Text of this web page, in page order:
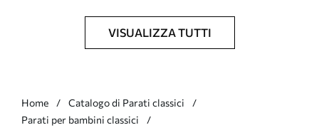
VISUALIZZA TUTTI
Home
Catalogo di Parati classici
Parati per bambini classici